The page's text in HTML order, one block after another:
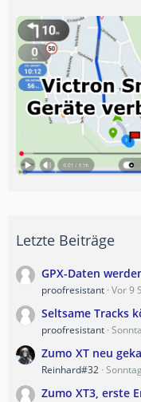
Letzte Beiträge
GPX-Daten
proofresistant Vor 9
Seltsame Tracks
proofresistant
Zumo XT neu
Reinhard#32
Zumo XT3, erste